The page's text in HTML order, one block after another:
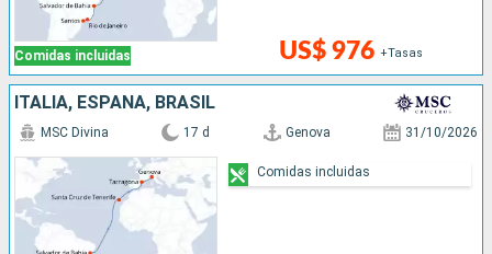
Comidas incluidas US$ 976 +Tasas
ITALIA, ESPAÑA, BRASIL
MSC Divina 17 d Genova 31/10/2026
Comidas incluidas